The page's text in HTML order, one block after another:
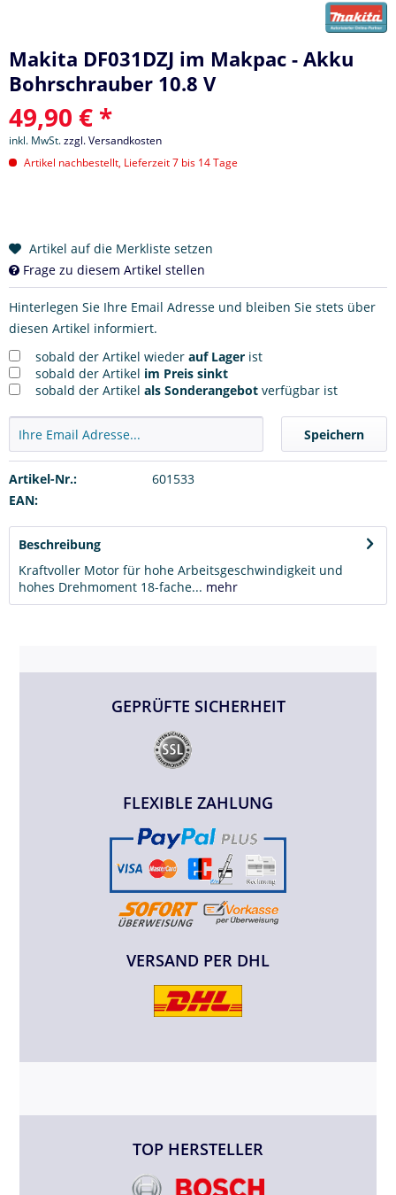
Makita DF031DZJ im Makpac - Akku
Bohrschrauber 10.8 V
49,90 € *
inkl. MwSt.zzgl. Versandkosten
Artikel nachbestellt, Lieferzeit 7 bis 14 Tage
Artikel auf die Merkliste setzen
Frage zu diesem Artikel stellen
Hinterlegen Sie Ihre Email Adresse und bleiben Sie stets über
diesen Artikel informiert.
sobald der Artikel wieder auf Lager ist
sobald der Artikel im Preis sinkt
sobald der Artikel als Sonderangebot verfügbar ist
Speichern
Artikel-Nr.:
601533
EAN:
Beschreibung
Kraftvoller Motor für hohe Arbeitsgeschwindigkeit und
hohes Drehmoment 18-fache... mehr
GEPRÜFTE SICHERHEIT
FLEXIBLE ZAHLUNG
VERSAND PER DHL
TOP HERSTELLER